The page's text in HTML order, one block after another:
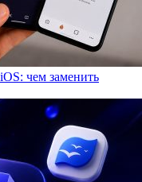
чем заменить